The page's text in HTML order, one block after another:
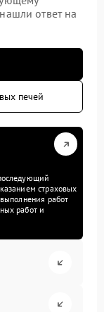
ответ на
печей
страховых
работ
работ и